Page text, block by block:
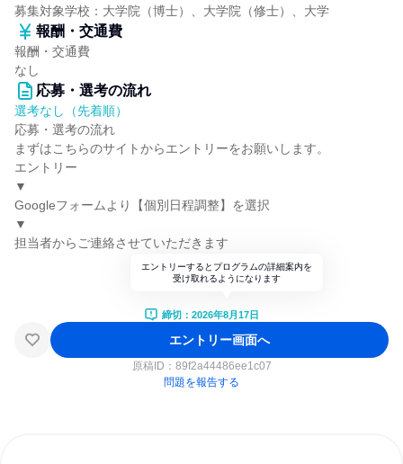
募集対象学校：大学院（博士）、大学院（修士）、大学
報酬・交通費
報酬・交通費
なし
応募・選考の流れ
選考なし（先着順）
応募・選考の流れ
まずはこちらのサイトからエントリーをお願いします。
エントリー
▼
Googleフォームより【個別日程調整】を選択
▼
担当者からご連絡させていただきます
エントリーするとプログラムの詳細案内を
受け取れるようになります
締切：2026年8月17日
エントリー画面へ
原稿ID： 89f2a44486ee1c07
問題を報告する